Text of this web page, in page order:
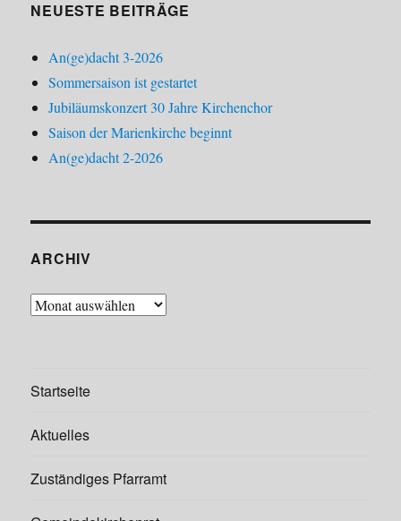
NEUESTE BEITRÄGE
An(ge)dacht 3-2026
Sommersaison ist gestartet
Jubiläumskonzert 30 Jahre Kirchenchor
Saison der Marienkirche beginnt
An(ge)dacht 2-2026
ARCHIV
Archiv
Startseite
Aktuelles
Zuständiges Pfarramt